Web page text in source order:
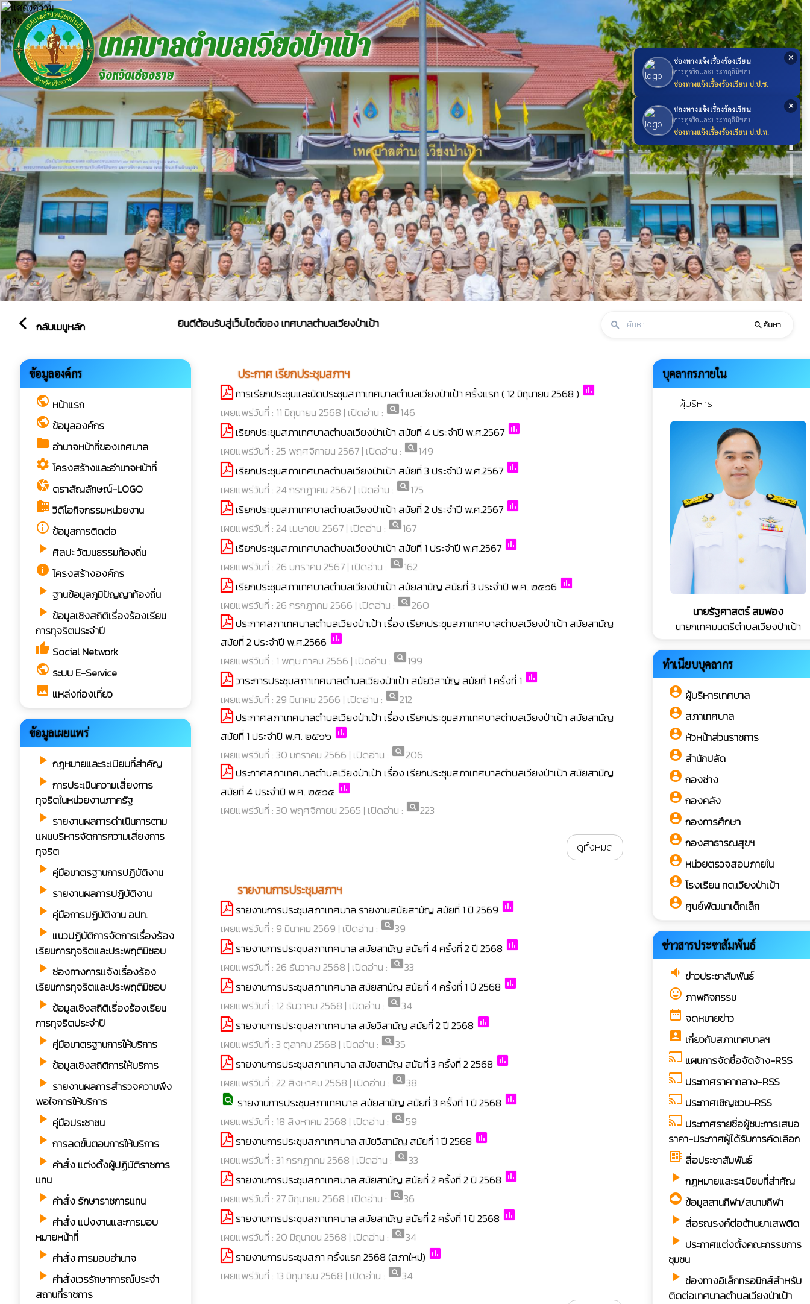
✕
ช่องทางแจ้งเรื่องร้องเรียน
การทุจริตและประพฤติมิชอบ
ช่องทางแจ้งเรื่องร้องเรียน ป.ป.ช.
✕
ช่องทางแจ้งเรื่องร้องเรียน
การทุจริตและประพฤติมิชอบ
ช่องทางแจ้งเรื่องร้องเรียน ป.ป.ท.
เทศบาลตำบลเวียงป่าเป้า
จังหวัดเชียงราย
arrow_back_ios กลับเมนูหลัก ยินดีต้อนรับสู่เว็บไซต์ของ เทศบาลตำบลเวียงป่าเป้า search search ค้นหา
ข้อมูลองค์กร
public หน้าแรก
public ข้อมูลองค์กร
folder อำนาจหน้าที่ของเทศบาล
settings โครงสร้างและอำนาจหน้าที่
camera ตราสัญลักษณ์-LOGO
camera_roll วิดีโอกิจกรรมหน่วยงาน
info_outline ข้อมูลการติดต่อ
play_arrow ศิลปะ วัฒนธรรมท้องถิ่น
info โครงสร้างองค์กร
play_arrow ฐานข้อมูลภูมิปัญญาท้องถิ่น
play_arrow ข้อมูลเชิงสถิติเรื่องร้องเรียน
การทุจริตประจำปี
thumb_up Social Network
public ระบบ E-Service
image แหล่งท่องเที่ยว
ข้อมูลเผยแพร่
play_arrow กฎหมายและระเบียบที่สำคัญ
play_arrow การประเมินความเสี่ยงการ
ทุจริตในหน่วยงานภาครัฐ
play_arrow รายงานผลการดำเนินการตาม
แผนบริหารจัดการความเสี่ยงการ
ทุจริต
play_arrow คู่มือมาตรฐานการปฏิบัติงาน
play_arrow รายงานผลการปฏิบัติงาน
play_arrow คู่มือการปฏิบัติงาน อปท.
play_arrow แนวปฏิบัติการจัดการเรื่องร้อง
เรียนการทุจริตและประพฤติมิชอบ
play_arrow ช่องทางการแจ้งเรื่องร้อง
เรียนการทุจริตและประพฤติมิชอบ
play_arrow ข้อมูลเชิงสถิติเรื่องร้องเรียน
การทุจริตประจำปี
play_arrow คู่มือมาตรฐานการให้บริการ
play_arrow ข้อมูลเชิงสถิติการให้บริการ
play_arrow รายงานผลการสำรวจความพึง
พอใจการให้บริการ
play_arrow คู่มือประชาชน
play_arrow การลดขั้นตอนการให้บริการ
play_arrow คำสั่ง แต่งตั้งผู้ปฏิบัติราชการ
แทน
play_arrow คำสั่ง รักษาราชการแทน
play_arrow คำสั่ง แบ่งงานและการมอบ
หมายหน้าที่
play_arrow คำสั่ง การมอบอำนาจ
play_arrow คำสั่งเวรรักษาการณ์ประจำ
สถานที่ราชการ
ประกาศ เรียกประชุมสภาฯ
การเรียกประชุมและนัดประชุมสภาเทศบาลตำบลเวียงป่าเป้า ครั้งแรก ( 12 มิถุนายน 2568 ) poll
เผยแพร่วันที่ : 11 มิถุนายน 2568 | เปิดอ่าน : pageview146
เรียกประชุมสภาเทศบาลตำบลเวียงป่าเป้า สมัยที่ 4 ประจำปี พ.ศ.2567 poll
เผยแพร่วันที่ : 25 พฤศจิกายน 2567 | เปิดอ่าน : pageview149
เรียกประชุมสภาเทศบาลตำบลเวียงป่าเป้า สมัยที่ 3 ประจำปี พ.ศ.2567 poll
เผยแพร่วันที่ : 24 กรกฎาคม 2567 | เปิดอ่าน : pageview175
เรียกประชุมสภาเทศบาลตำบลเวียงป่าเป้า สมัยที่ 2 ประจำปี พ.ศ.2567 poll
เผยแพร่วันที่ : 24 เมษายน 2567 | เปิดอ่าน : pageview167
เรียกประชุมสภาเทศบาลตำบลเวียงป่าเป้า สมัยที่ 1 ประจำปี พ.ศ.2567 poll
เผยแพร่วันที่ : 26 มกราคม 2567 | เปิดอ่าน : pageview162
เรียกประชุมสภาเทศบาลตำบลเวียงป่าเป้า สมัยสามัญ สมัยที่ 3 ประจำปี พ.ศ. ๒๕๖6 poll
เผยแพร่วันที่ : 26 กรกฎาคม 2566 | เปิดอ่าน : pageview260
ประกาศสภาเทศบาลตำบลเวียงป่าเป้า เรื่อง เรียกประชุมสภาเทศบาลตำบลเวียงป่าเป้า สมัยสามัญ
สมัยที่ 2 ประจำปี พ.ศ.2566 poll
เผยแพร่วันที่ : 1 พฤษภาคม 2566 | เปิดอ่าน : pageview199
วาระการประชุมสภาเทศบาลตำบลเวียงป่าเป้า สมัยวิสามัญ สมัยที่ 1 ครั้งที่ 1 poll
เผยแพร่วันที่ : 29 มีนาคม 2566 | เปิดอ่าน : pageview212
ประกาศสภาเทศบาลตำบลเวียงป่าเป้า เรื่อง เรียกประชุมสภาเทศบาลตำบลเวียงป่าเป้า สมัยสามัญ
สมัยที่ 1 ประจำปี พ.ศ. ๒๕๖๖ poll
เผยแพร่วันที่ : 30 มกราคม 2566 | เปิดอ่าน : pageview206
ประกาศสภาเทศบาลตำบลเวียงป่าเป้า เรื่อง เรียกประชุมสภาเทศบาลตำบลเวียงป่าเป้า สมัยสามัญ
สมัยที่ 4 ประจำปี พ.ศ. ๒๕๖๕ poll
เผยแพร่วันที่ : 30 พฤศจิกายน 2565 | เปิดอ่าน : pageview223
ดูทั้งหมด
รายงานการประชุมสภาฯ
รายงานการประชุมสภาเทศบาล รายงานสมัยสามัญ สมัยที่ 1 ปี 2569 poll
เผยแพร่วันที่ : 9 มีนาคม 2569 | เปิดอ่าน : pageview39
รายงานการประชุมสภาเทศบาล สมัยสามัญ สมัยที่ 4 ครั้งที่ 2 ปี 2568 poll
เผยแพร่วันที่ : 26 ธันวาคม 2568 | เปิดอ่าน : pageview33
รายงานการประชุมสภาเทศบาล สมัยสามัญ สมัยที่ 4 ครั้งที่ 1 ปี 2568 poll
เผยแพร่วันที่ : 12 ธันวาคม 2568 | เปิดอ่าน : pageview34
รายงานการประชุมสภาเทศบาล สมัยวิสามัญ สมัยที่ 2 ปี 2568 poll
เผยแพร่วันที่ : 3 ตุลาคม 2568 | เปิดอ่าน : pageview35
รายงานการประชุมสภาเทศบาล สมัยสามัญ สมัยที่ 3 ครั้งที่ 2 2568 poll
เผยแพร่วันที่ : 22 สิงหาคม 2568 | เปิดอ่าน : pageview38
find_in_page รายงานการประชุมสภาเทศบาล สมัยสามัญ สมัยที่ 3 ครั้งที่ 1 ปี 2568 poll
เผยแพร่วันที่ : 18 สิงหาคม 2568 | เปิดอ่าน : pageview59
รายงานการประชุมสภาเทศบาล สมัยวิสามัญ สมัยที่ 1 ปี 2568 poll
เผยแพร่วันที่ : 31 กรกฎาคม 2568 | เปิดอ่าน : pageview33
รายงานการประชุมสภาเทศบาล สมัยสามัญ สมัยที่ 2 ครั้งที่ 2 ปี 2568 poll
เผยแพร่วันที่ : 27 มิถุนายน 2568 | เปิดอ่าน : pageview36
รายงานการประชุมสภาเทศบาล สมัยสามัญ สมัยที่ 2 ครั้งที่ 1 ปี 2568 poll
เผยแพร่วันที่ : 20 มิถุนายน 2568 | เปิดอ่าน : pageview34
รายงานการประชุมสภา ครั้งแรก 2568 (สภาใหม่) poll
เผยแพร่วันที่ : 13 มิถุนายน 2568 | เปิดอ่าน : pageview34
บุคลากรภายใน
ผู้บริหาร
นายรัฐศาสตร์ สมฟอง
นายกเทศมนตรีตำบลเวียงป่าเป้า
ทำเนียบบุคลากร
account_circle ผู้บริหารเทศบาล
account_circle สภาเทศบาล
account_circle หัวหน้าส่วนราชการ
account_circle สำนักปลัด
account_circle กองช่าง
account_circle กองคลัง
account_circle กองการศึกษา
account_circle กองสาธารณสุขฯ
account_circle หน่วยตรวจสอบภายใน
account_circle โรงเรียน ทต.เวียงป่าเป้า
account_circle ศูนย์พัฒนาเด็กเล็ก
ข่าวสารประชาสัมพันธ์
volume_down ข่าวประชาสัมพันธ์
sentiment_very_satisfied ภาพกิจกรรม
date_range จดหมายข่าว
account_box เกี่ยวกับสภาเทศบาลฯ
cast แผนการจัดซื้อจัดจ้าง-RSS
cast ประกาศราคากลาง-RSS
cast ประกาศเชิญชวน-RSS
cast ประกาศรายชื่อผู้ชนะการเสนอ
ราคา-ประกาศผู้ได้รับการคัดเลือก
developer_board สื่อประชาสัมพันธ์
play_arrow กฎหมายและระเบียบที่สำคัญ
cloud_circle ข้อมูลลานกีฬา/สนามกีฬา
play_arrow สื่อรณรงค์ต่อต้านยาเสพติด
play_arrow ประกาศแต่งตั้งคณะกรรมการ
ชุมชน
play_arrow ช่องทางอิเล็กทรอนิกส์สำหรับ
ติดต่อเทศบาลตำบลเวียงป่าเป้า